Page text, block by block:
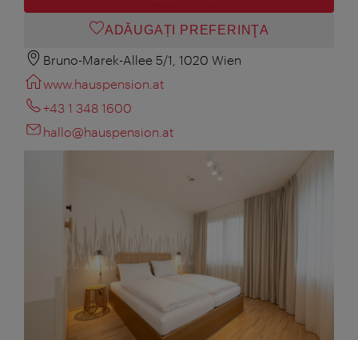
ADĂUGAȚI PREFERINŢA
Bruno-Marek-Allee 5/1, 1020 Wien
www.hauspension.at
+43 1 348 1600
hallo@hauspension.at